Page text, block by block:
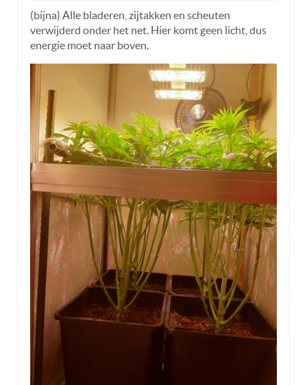
(bijna) Alle bladeren, zijtakken en scheuten
verwijderd onder het net. Hier komt geen licht, dus
energie moet naar boven.